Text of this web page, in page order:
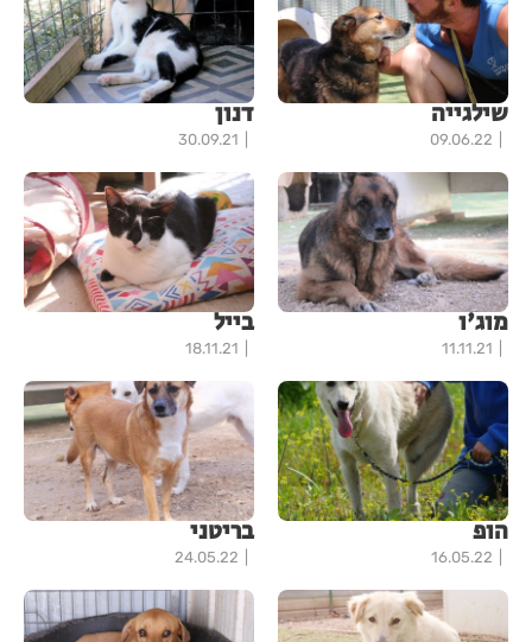
שילגייה
09.06.22
דנון
30.09.21
מוג'ו
11.11.21
בייל
18.11.21
הופ
16.05.22
בריטני
24.05.22